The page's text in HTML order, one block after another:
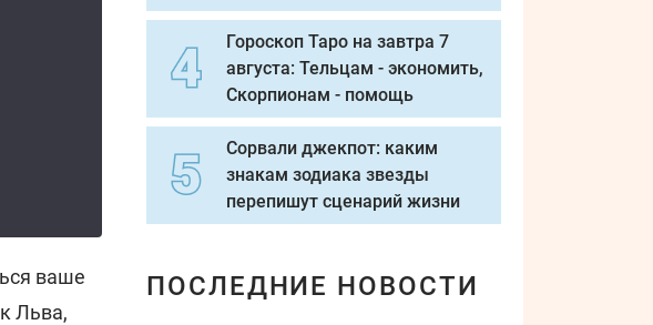
ваше
Льва,
Гороскоп Таро на завтра 7
августа: Тельцам - экономить,
Скорпионам - помощь
Сорвали джекпот: каким
знакам зодиака звезды
перепишут сценарий жизни
ПОСЛЕДНИЕ НОВОСТИ